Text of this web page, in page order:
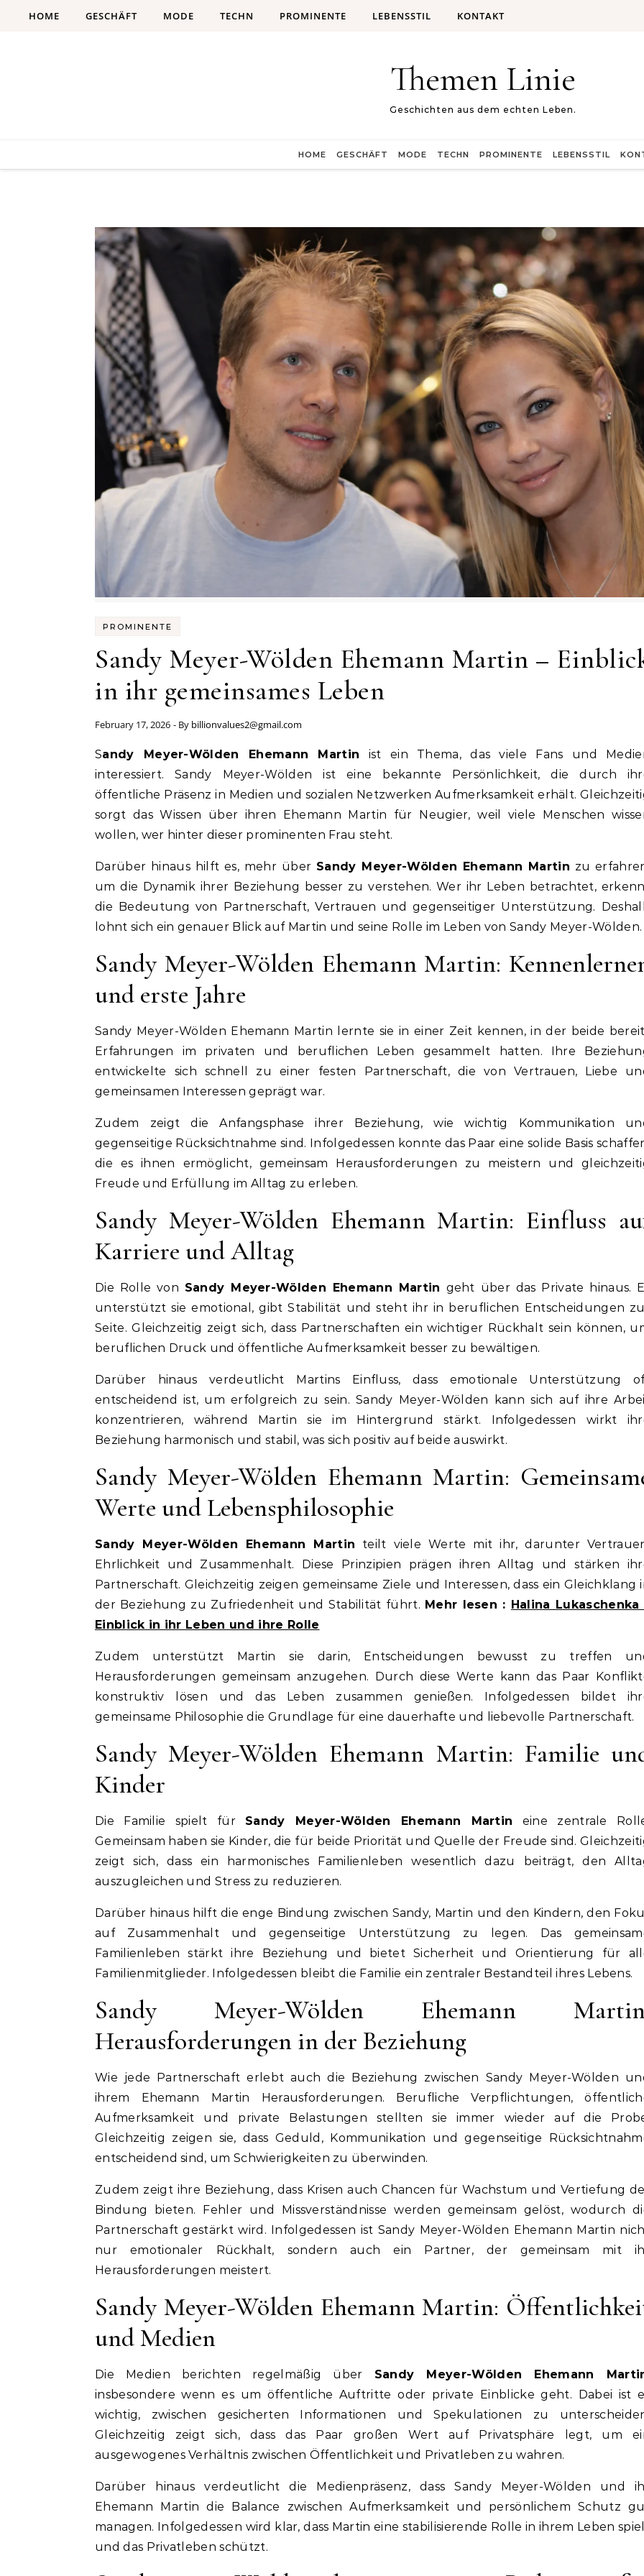
HOME GESCHÄFT MODE TECHN PROMINENTE LEBENSSTIL KONTAKT
Themen Linie
Geschichten aus dem echten Leben.
HOME GESCHÄFT MODE TECHN PROMINENTE LEBENSSTIL
PROMINENTE
Sandy Meyer-Wölden Ehemann Martin –
in ihr gemeinsames Leben
February 17, 2026 - By billionvalues2@gmail.com
Sandy Meyer-Wölden Ehemann Martin ist ein Thema, das viele Fans und
interessiert. Sandy Meyer-Wölden ist eine bekannte Persönlichkeit, die durch
öffentliche Präsenz in Medien und sozialen Netzwerken Aufmerksamkeit erhält.
sorgt das Wissen über ihren Ehemann Martin für Neugier, weil viele Menschen
wollen, wer hinter dieser prominenten Frau steht.
Darüber hinaus hilft es, mehr über Sandy Meyer-Wölden Ehemann Martin zu
um die Dynamik ihrer Beziehung besser zu verstehen. Wer ihr Leben betrachtet,
die Bedeutung von Partnerschaft, Vertrauen und gegenseitiger Unterstützung.
lohnt sich ein genauer Blick auf Martin und seine Rolle im Leben von Sandy Meyer-Wölden.
Sandy Meyer-Wölden Ehemann Martin:
und erste Jahre
Sandy Meyer-Wölden Ehemann Martin lernte sie in einer Zeit kennen, in der beide
Erfahrungen im privaten und beruflichen Leben gesammelt hatten. Ihre
entwickelte sich schnell zu einer festen Partnerschaft, die von Vertrauen, Liebe
gemeinsamen Interessen geprägt war.
Zudem zeigt die Anfangsphase ihrer Beziehung, wie wichtig Kommunikation
gegenseitige Rücksichtnahme sind. Infolgedessen konnte das Paar eine solide Basis
die es ihnen ermöglicht, gemeinsam Herausforderungen zu meistern und
Freude und Erfüllung im Alltag zu erleben.
Sandy Meyer-Wölden Ehemann Martin: Einfluss
Karriere und Alltag
Die Rolle von Sandy Meyer-Wölden Ehemann Martin geht über das Private hinaus.
unterstützt sie emotional, gibt Stabilität und steht ihr in beruflichen Entscheidungen
Seite. Gleichzeitig zeigt sich, dass Partnerschaften ein wichtiger Rückhalt sein können,
beruflichen Druck und öffentliche Aufmerksamkeit besser zu bewältigen.
Darüber hinaus verdeutlicht Martins Einfluss, dass emotionale Unterstützung
entscheidend ist, um erfolgreich zu sein. Sandy Meyer-Wölden kann sich auf ihre
konzentrieren, während Martin sie im Hintergrund stärkt. Infolgedessen wirkt
Beziehung harmonisch und stabil, was sich positiv auf beide auswirkt.
Sandy Meyer-Wölden Ehemann Martin:
Werte und Lebensphilosophie
Sandy Meyer-Wölden Ehemann Martin teilt viele Werte mit ihr, darunter
Ehrlichkeit und Zusammenhalt. Diese Prinzipien prägen ihren Alltag und stärken
Partnerschaft. Gleichzeitig zeigen gemeinsame Ziele und Interessen, dass ein Gleichklang
der Beziehung zu Zufriedenheit und Stabilität führt. Mehr lesen : Halina Lukaschenka
Einblick in ihr Leben und ihre Rolle
Zudem unterstützt Martin sie darin, Entscheidungen bewusst zu treffen
Herausforderungen gemeinsam anzugehen. Durch diese Werte kann das Paar
konstruktiv lösen und das Leben zusammen genießen. Infolgedessen bildet
gemeinsame Philosophie die Grundlage für eine dauerhafte und liebevolle Partnerschaft.
Sandy Meyer-Wölden Ehemann Martin: Familie
Kinder
Die Familie spielt für Sandy Meyer-Wölden Ehemann Martin eine zentrale
Gemeinsam haben sie Kinder, die für beide Priorität und Quelle der Freude sind.
zeigt sich, dass ein harmonisches Familienleben wesentlich dazu beiträgt, den
auszugleichen und Stress zu reduzieren.
Darüber hinaus hilft die enge Bindung zwischen Sandy, Martin und den Kindern, den
auf Zusammenhalt und gegenseitige Unterstützung zu legen. Das
Familienleben stärkt ihre Beziehung und bietet Sicherheit und Orientierung für
Familienmitglieder. Infolgedessen bleibt die Familie ein zentraler Bestandteil ihres Lebens.
Sandy Meyer-Wölden Ehemann
Herausforderungen in der Beziehung
Wie jede Partnerschaft erlebt auch die Beziehung zwischen Sandy Meyer-Wölden
ihrem Ehemann Martin Herausforderungen. Berufliche Verpflichtungen,
Aufmerksamkeit und private Belastungen stellten sie immer wieder auf die
Gleichzeitig zeigen sie, dass Geduld, Kommunikation und gegenseitige
entscheidend sind, um Schwierigkeiten zu überwinden.
Zudem zeigt ihre Beziehung, dass Krisen auch Chancen für Wachstum und Vertiefung
Bindung bieten. Fehler und Missverständnisse werden gemeinsam gelöst, wodurch
Partnerschaft gestärkt wird. Infolgedessen ist Sandy Meyer-Wölden Ehemann Martin
nur emotionaler Rückhalt, sondern auch ein Partner, der gemeinsam mit
Herausforderungen meistert.
Sandy Meyer-Wölden Ehemann Martin:
und Medien
Die Medien berichten regelmäßig über Sandy Meyer-Wölden Ehemann
insbesondere wenn es um öffentliche Auftritte oder private Einblicke geht. Dabei ist
wichtig, zwischen gesicherten Informationen und Spekulationen zu
Gleichzeitig zeigt sich, dass das Paar großen Wert auf Privatsphäre legt, um
ausgewogenes Verhältnis zwischen Öffentlichkeit und Privatleben zu wahren.
Darüber hinaus verdeutlicht die Medienpräsenz, dass Sandy Meyer-Wölden und
Ehemann Martin die Balance zwischen Aufmerksamkeit und persönlichem Schutz
managen. Infolgedessen wird klar, dass Martin eine stabilisierende Rolle in ihrem Leben
und das Privatleben schützt.